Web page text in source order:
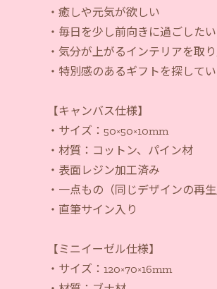
・癒しや元気が欲しい
・毎日を少し前向きに過ごしたい
・気分が上がるインテリアを取
・特別感のあるギフトを探して
【キャンバス仕様】
・サイズ：50×50×10mm
・材質：コットン、パイン材
・表面レジン加工済み
・一点もの（同じデザインの再
・直筆サイン入り
【ミニイーゼル仕様】
・サイズ：120×70×16mm